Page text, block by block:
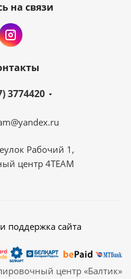
на связи
3774420
Рабочий 1,
центр 4TEAM
поддержка сайта
центр «Балтик»